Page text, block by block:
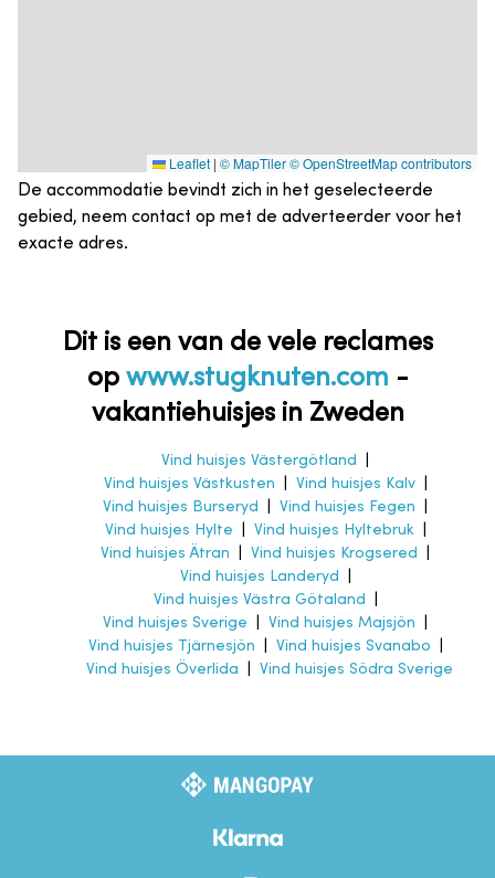
Leaflet | © MapTiler© OpenStreetMap contributors
De accommodatie bevindt zich in het geselecteerde
gebied, neem contact op met de adverteerder voor het
exacte adres.
Dit is een van de vele reclames
op www.stugknuten.com -
vakantiehuisjes in Zweden
Vind huisjes Västergötland
Vind huisjes Västkusten
Vind huisjes Kalv|
Vind huisjes Burseryd
Vind huisjes Fegen
Vind huisjes Hylte
Vind huisjes Hyltebruk|
Vind huisjes Ätran
Vind huisjes Krogsered
Vind huisjes Landeryd
Vind huisjes Västra Götaland
Vind huisjes Sverige
Vind huisjes Majsjön
Vind huisjes Tjärnesjön
Vind huisjes Svanabo
Vind huisjes Överlida
Vind huisjes Södra Sverige